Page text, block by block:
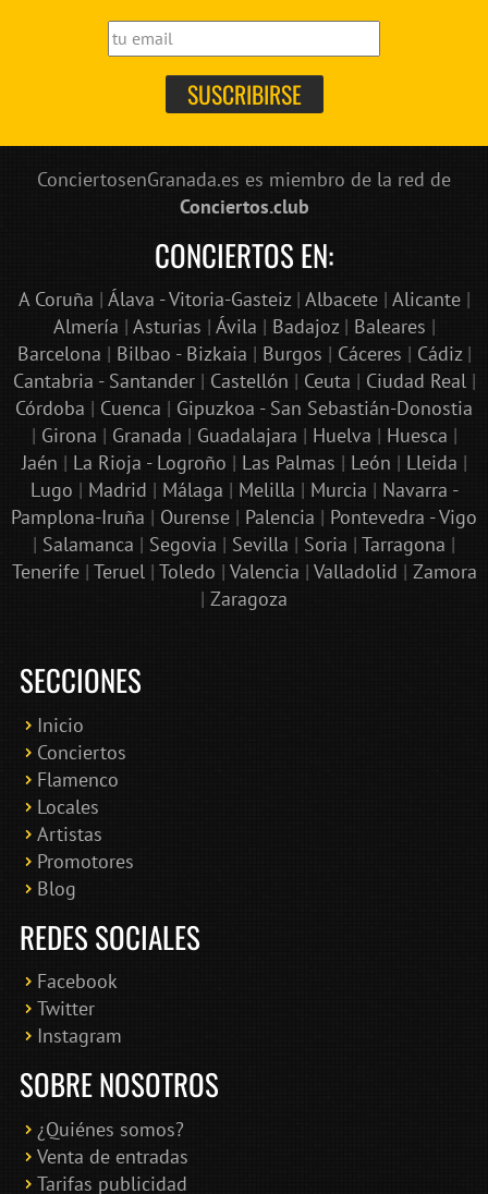
ConciertosenGranada.es es miembro de la red de
Conciertos.club
CONCIERTOS EN:
A Coruña | Álava - Vitoria-Gasteiz| Albacete| Alicante|
Almería | Asturias | Ávila | Badajoz| Baleares |
Barcelona | Bilbao - Bizkaia | Burgos | Cáceres | Cádiz|
Cantabria - Santander| Castellón | Ceuta | Ciudad Real|
Córdoba | Cuenca | Gipuzkoa - San Sebastián-Donostia
| Girona | Granada | Guadalajara | Huelva | Huesca |
Jaén | La Rioja - Logroño | Las Palmas | León | Lleida |
Lugo | Madrid | Málaga | Melilla | Murcia | Navarra -
Pamplona-Iruña | Ourense | Palencia | Pontevedra - Vigo
| Salamanca | Segovia | Sevilla | Soria | Tarragona |
Tenerife| Teruel| Toledo | Valencia | Valladolid | Zamora
| Zaragoza
SECCIONES
Inicio
Conciertos
Flamenco
Locales
Artistas
Promotores
Blog
REDES SOCIALES
Facebook
Twitter
Instagram
SOBRE NOSOTROS
¿Quiénes somos?
Venta de entradas
Tarifas publicidad